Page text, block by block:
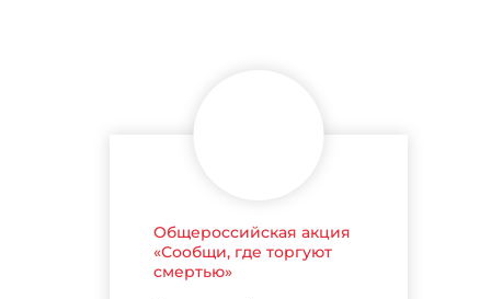
Общероссийская акция
«Сообщи, где торгуют
смертью»